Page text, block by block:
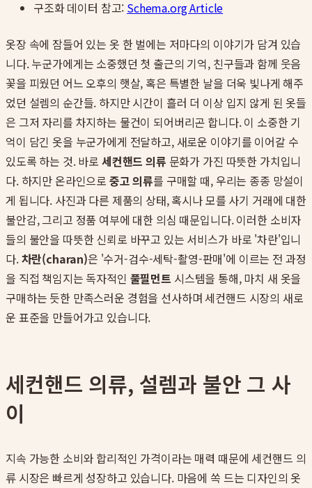
구조화 데이터 참고: Schema.org Article
옷장 속에 잠들어 있는 옷 한 벌에는 저마다의 이야기가 담겨 있습
니다. 누군가에게는 소중했던 첫 출근의 기억, 친구들과 함께 웃음
꽃을 피웠던 어느 오후의 햇살, 혹은 특별한 날을 더욱 빛나게 해주
었던 설렘의 순간들. 하지만 시간이 흘러 더 이상 입지 않게 된 옷들
은 그저 자리를 차지하는 물건이 되어버리곤 합니다. 이 소중한 기
억이 담긴 옷을 누군가에게 전달하고, 새로운 이야기를 이어갈 수
있도록 하는 것. 바로 세컨핸드 의류 문화가 가진 따뜻한 가치입니
다. 하지만 온라인으로 중고 의류를 구매할 때, 우리는 종종 망설이
게 됩니다. 사진과 다른 제품의 상태, 혹시나 모를 사기 거래에 대한
불안감, 그리고 정품 여부에 대한 의심 때문입니다. 이러한 소비자
들의 불안을 따뜻한 신뢰로 바꾸고 있는 서비스가 바로 '차란'입니
다.차란(charan)은 '수거-검수-세탁-촬영-판매'에 이르는 전 과정
을 직접 책임지는 독자적인 풀필먼트 시스템을 통해, 마치 새 옷을
구매하는 듯한 만족스러운 경험을 선사하며 세컨핸드 시장의 새로
운 표준을 만들어가고 있습니다.
세컨핸드 의류, 설렘과 불안 그 사
이
지속 가능한 소비와 합리적인 가격이라는 매력 때문에 세컨핸드 의
류 시장은 빠르게 성장하고 있습니다. 마음에 쏙 드는 디자인의 옷